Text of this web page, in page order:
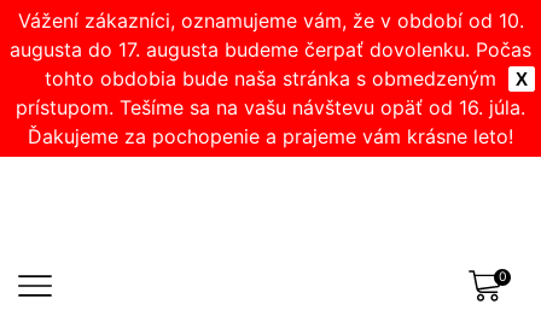
X
Vážení zákazníci, oznamujeme vám, že v období od 10.
augusta do 17. augusta budeme čerpať dovolenku. Počas
tohto obdobia bude naša stránka s obmedzeným
prístupom. Tešíme sa na vašu návštevu opäť od 16. júla.
Ďakujeme za pochopenie a prajeme vám krásne leto!
0